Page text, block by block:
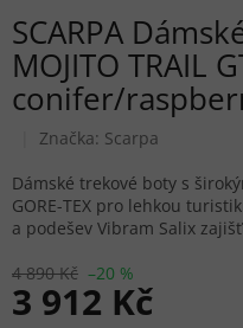
SCARPA
MOJITO TRAIL
conifer/
Značka: Scarpa
4 890 Kč –20 %
3 912 Kč
Dámské trekové boty s
GORE-TEX pro lehkou
a podešev Vibram Salix